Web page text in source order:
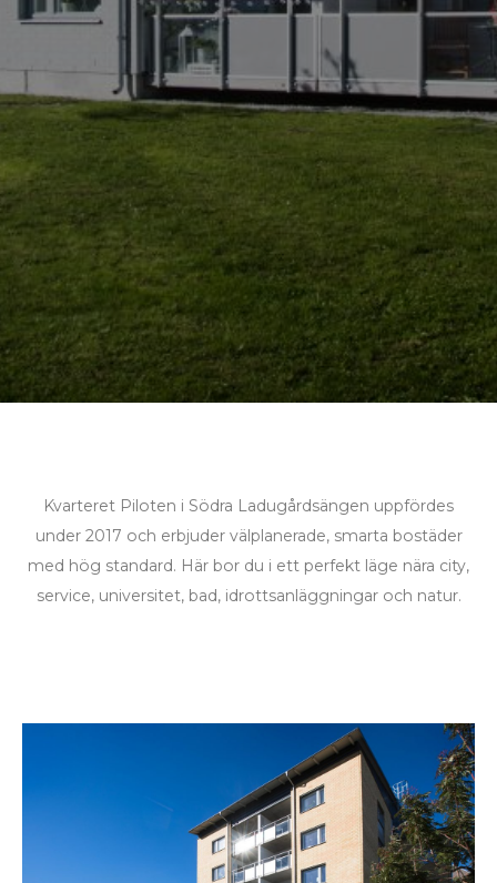
Kvarteret Piloten i Södra Ladugårdsängen uppfördes
under 2017 och erbjuder välplanerade, smarta bostäder
med hög standard. Här bor du i ett perfekt läge nära city,
service, universitet, bad, idrottsanläggningar och natur.